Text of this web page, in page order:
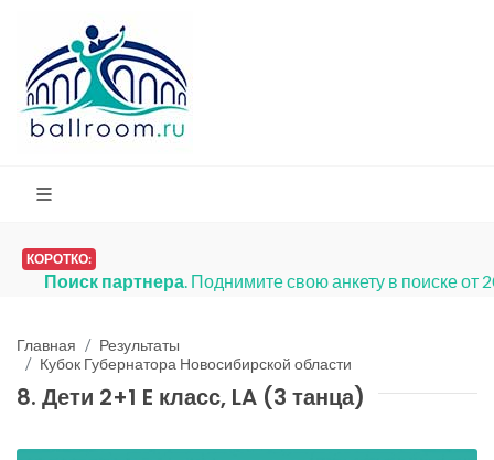
КОРОТКО:
Поиск партнера. Поднимите свою анкету в поиске от
Главная
Результаты
Кубок Губернатора Новосибирской области
8. Дети 2+1 E класс, LA (3 танца)